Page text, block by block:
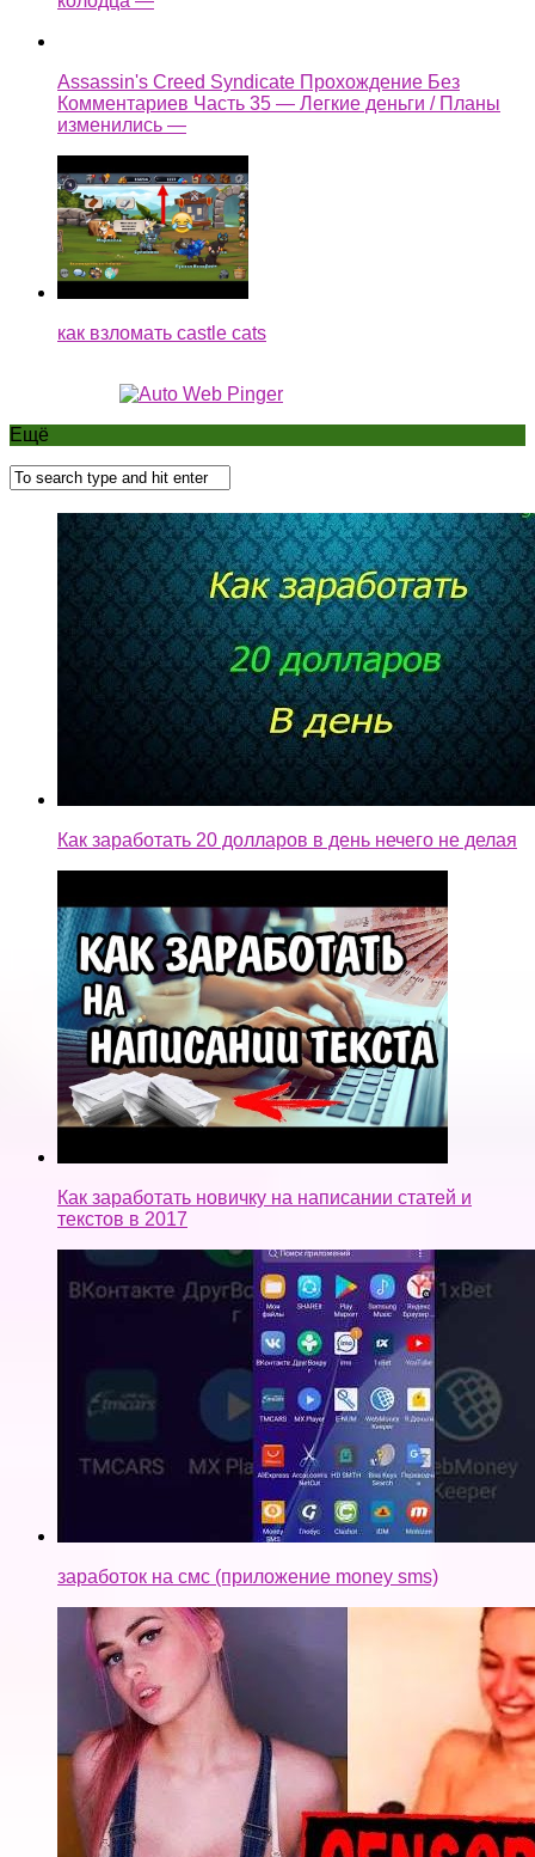
Assassin's Creed Syndicate Прохождение Без
Комментариев Часть 35 — Легкие деньги / Планы
изменились —
как взломать castle cats
Ещё
Как заработать 20 долларов в день нечего не делая
Как заработать новичку на написании статей и
текстов в 2017
заработок на смс (приложение money sms)